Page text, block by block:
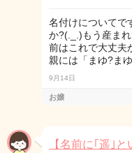
名付けについてで
か?(._.)もう産ま
前はこれで大丈夫
親には「まゆ?ま
9月14日
お嬢
【名前に｢遥｣